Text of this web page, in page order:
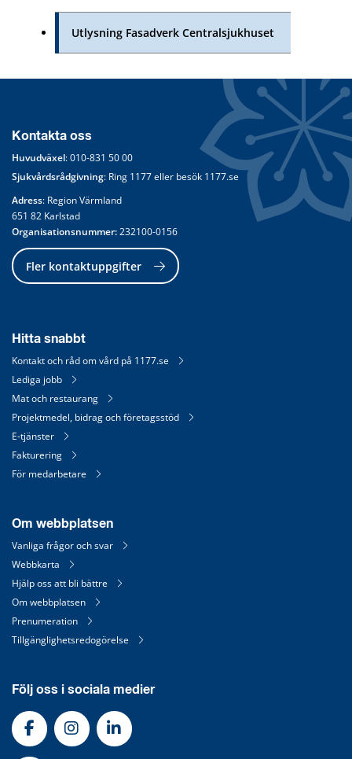
Utlysning Fasadverk Centralsjukhuset
Kontakta oss
Huvudväxel: 010-831 50 00
Sjukvårdsrådgivning: Ring 1177 eller besök 1177.se
Adress: Region Värmland
651 82 Karlstad
Organisationsnummer: 232100-0156
Fler kontaktuppgifter
Hitta snabbt
Kontakt och råd om vård på 1177.se
Lediga jobb
Mat och restaurang
Projektmedel, bidrag och företagsstöd
E-tjänster
Fakturering
För medarbetare
Om webbplatsen
Vanliga frågor och svar
Webbkarta
Hjälp oss att bli bättre
Om webbplatsen
Prenumeration
Tillgänglighetsredogörelse
Följ oss i sociala medier